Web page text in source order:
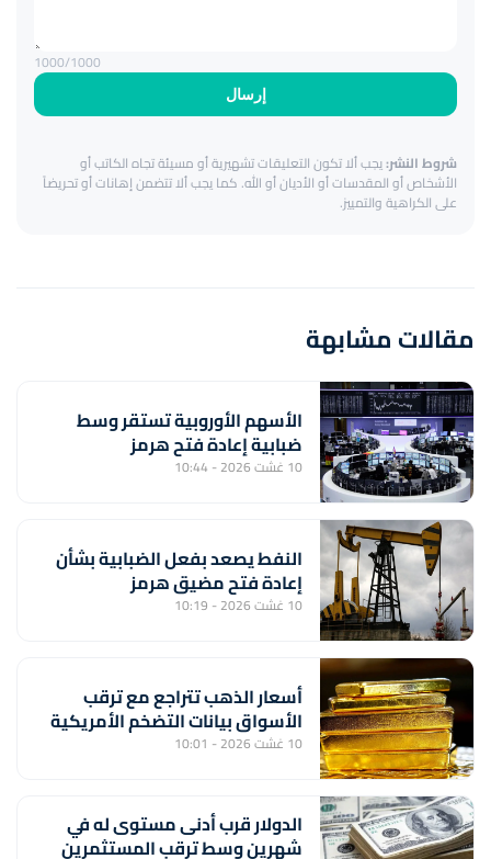
إرسال
1000/1000
شروط النشر:يجب ألا تكون التعليقات تشهيرية أو مسيئة تجاه الكاتب أو
الأشخاص أو المقدسات أو الأديان أو الله. كما يجب ألا تتضمن إهانات أو تحريضاً
على الكراهية والتمييز.
مقالات مشابهة
الأسهم الأوروبية تستقر وسط
ضبابية إعادة فتح هرمز
10 غشت 2026 - 10:44
النفط يصعد بفعل الضبابية بشأن
إعادة فتح مضيق هرمز
10 غشت 2026 - 10:19
أسعار الذهب تتراجع مع ترقب
الأسواق بيانات التضخم الأمريكية
10 غشت 2026 - 10:01
الدولار قرب أدنى مستوى له في
شهرين وسط ترقب المستثمرين